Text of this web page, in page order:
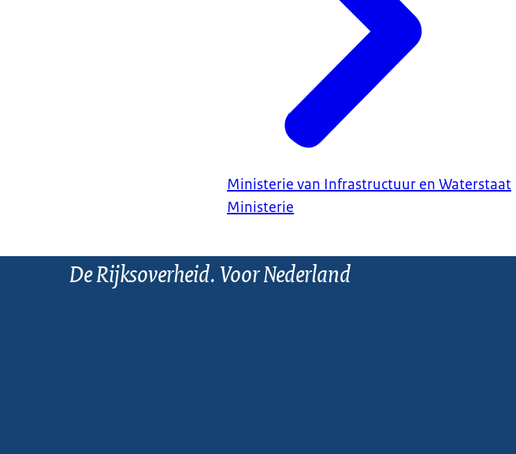
Ministerie van Infrastructuur en Waterstaat
Ministerie
De Rijksoverheid. Voor Nederland